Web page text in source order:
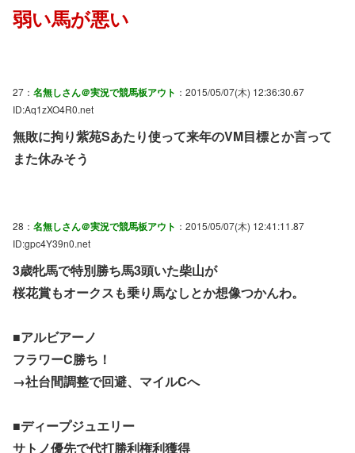
弱い馬が悪い
27： 名無しさん＠実況で競馬板アウト ：2015/05/07(木) 12:36:30.67
ID:Aq1zXO4R0.net
無敗に拘り紫苑Sあたり使って来年のVM目標とか言って
また休みそう
28： 名無しさん＠実況で競馬板アウト ：2015/05/07(木) 12:41:11.87
ID:gpc4Y39n0.net
3歳牝馬で特別勝ち馬3頭いた柴山が
桜花賞もオークスも乗り馬なしとか想像つかんわ。
■アルビアーノ
フラワーC勝ち！
→社台間調整で回避、マイルCへ
■ディープジュエリー
サトノ優先で代打勝利権利獲得